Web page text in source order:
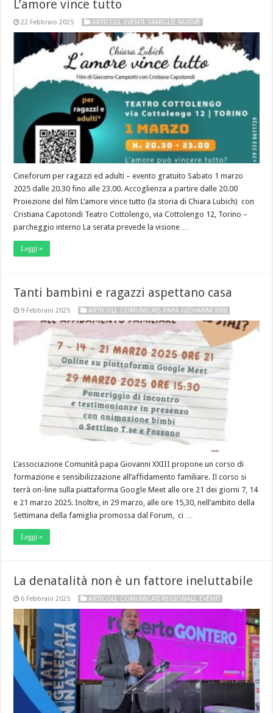
L’amore vince tutto
22 Febbraio 2025 ARTICOLI, EVENTI, FAMIGLIE NUOVE
Cineforum per ragazzi ed adulti – evento gratuito Sabato 1 marzo
2025 dalle 20.30 fino alle 23.00. Accoglienza a partire dalle 20.00
Proiezione del film L’amore vince tutto (la storia di Chiara Lubich) con
Cristiana Capotondi Teatro Cottolengo, via Cottolengo 12, Torino –
parcheggio interno La serata prevede la visione …
Leggi »
Tanti bambini e ragazzi aspettano casa
9 Febbraio 2025 ARTICOLI, COMUNICATI, PAPA GIOVANNI XXIII
L’associazione Comunità papa Giovanni XXIII propone un corso di
formazione e sensibilizzazione all’affidamento familiare. Il corso si
terrà on-line sulla piattaforma Google Meet alle ore 21 dei giorni 7, 14
e 21 marzo 2025. Inoltre, in 29 marzo, alle ore 15,30, nell’ambito della
Settimana della famiglia promossa dal Forum, ci …
Leggi »
La denatalità non è un fattore ineluttabile
6 Febbraio 2025 ARTICOLI, COMUNICATI REGIONALI, EVENTI